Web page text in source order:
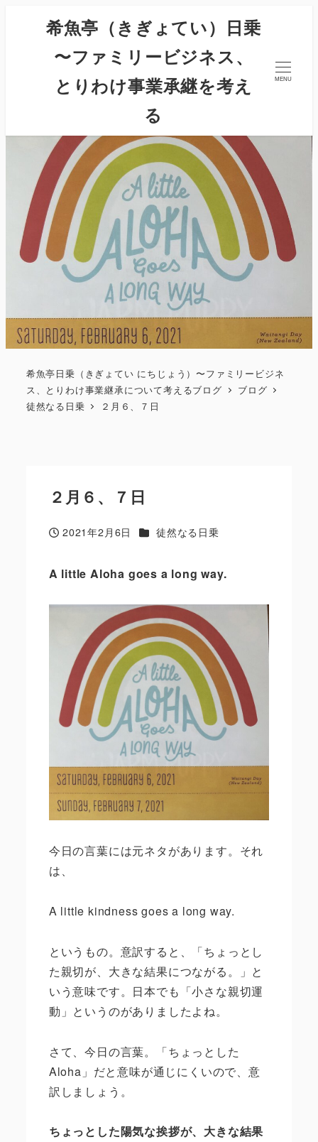
希魚亭（きぎょてい）日乗
〜ファミリービジネス、
とりわけ事業承継を考え
る
MENU
希魚亭日乗（きぎょてい にちじょう）〜ファミリービジネ
ス、とりわけ事業継承について考えるブログ
ブログ
徒然なる日乗
２月６、７日
２月６、７日
投稿日
2021年2月6日 カテゴリー
徒然なる日乗
A little Aloha goes a long way.
今日の言葉には元ネタがあります。それ
は、
A little kindness goes a long way.
というもの。意訳すると、「ちょっとし
た親切が、大きな結果につながる。」と
いう意味です。日本でも「小さな親切運
動」というのがありましたよね。
さて、今日の言葉。「ちょっとした
Aloha 」だと意味が通じにくいので、意
訳しましょう。
ちょっとした陽気な挨拶が、大きな結果